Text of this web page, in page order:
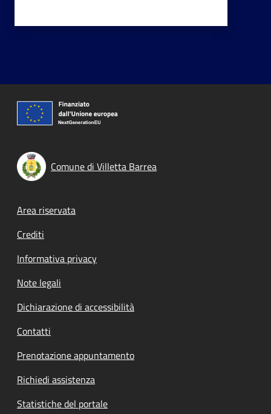
Comune di Villetta Barrea
Footer menu
Area riservata
Crediti
Informativa privacy
Note legali
Dichiarazione di accessibilità
Contatti
Prenotazione appuntamento
Richiedi assistenza
Statistiche del portale